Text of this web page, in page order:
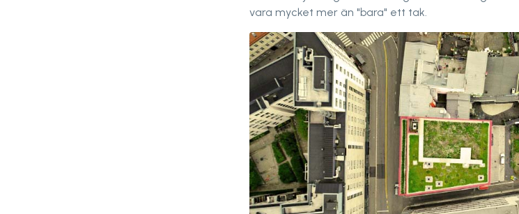
vara mycket mer än "bara" ett tak.